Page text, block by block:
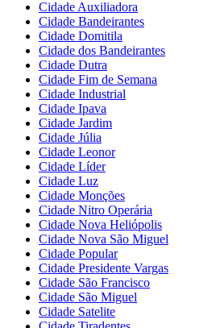
Cidade Auxiliadora
Cidade Bandeirantes
Cidade Domitila
Cidade dos Bandeirantes
Cidade Dutra
Cidade Fim de Semana
Cidade Industrial
Cidade Ipava
Cidade Jardim
Cidade Júlia
Cidade Leonor
Cidade Líder
Cidade Luz
Cidade Monções
Cidade Nitro Operária
Cidade Nova Heliópolis
Cidade Nova São Miguel
Cidade Popular
Cidade Presidente Vargas
Cidade São Francisco
Cidade São Miguel
Cidade Satelite